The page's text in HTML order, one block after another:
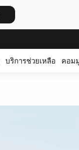
บริการช่วยเหลือ คอม